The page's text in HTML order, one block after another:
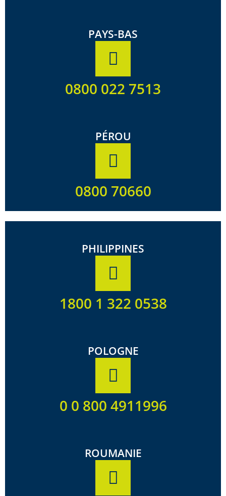
PAYS-BAS
0800 022 7513
PÉROU
0800 70660
PHILIPPINES
1800 1 322 0538
POLOGNE
0 0 800 4911996
ROUMANIE